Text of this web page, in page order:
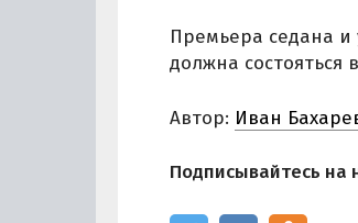
Премьера седана и
должна состояться
Автор: Иван
Подписывайтесь на